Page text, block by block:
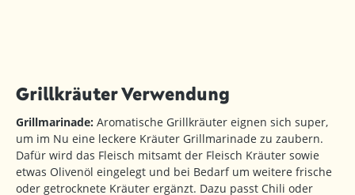
Grillkräuter Verwendung
Grillmarinade: Aromatische Grillkräuter eignen sich super,
um im Nu eine leckere Kräuter Grillmarinade zu zaubern.
Dafür wird das Fleisch mitsamt der Fleisch Kräuter sowie
etwas Olivenöl eingelegt und bei Bedarf um weitere frische
oder getrocknete Kräuter ergänzt. Dazu passt Chili oder